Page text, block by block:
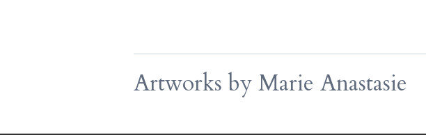
Artworks by Marie Anastasie